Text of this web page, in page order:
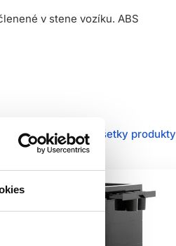
v stene vozíku. ABS
Všetky produkty